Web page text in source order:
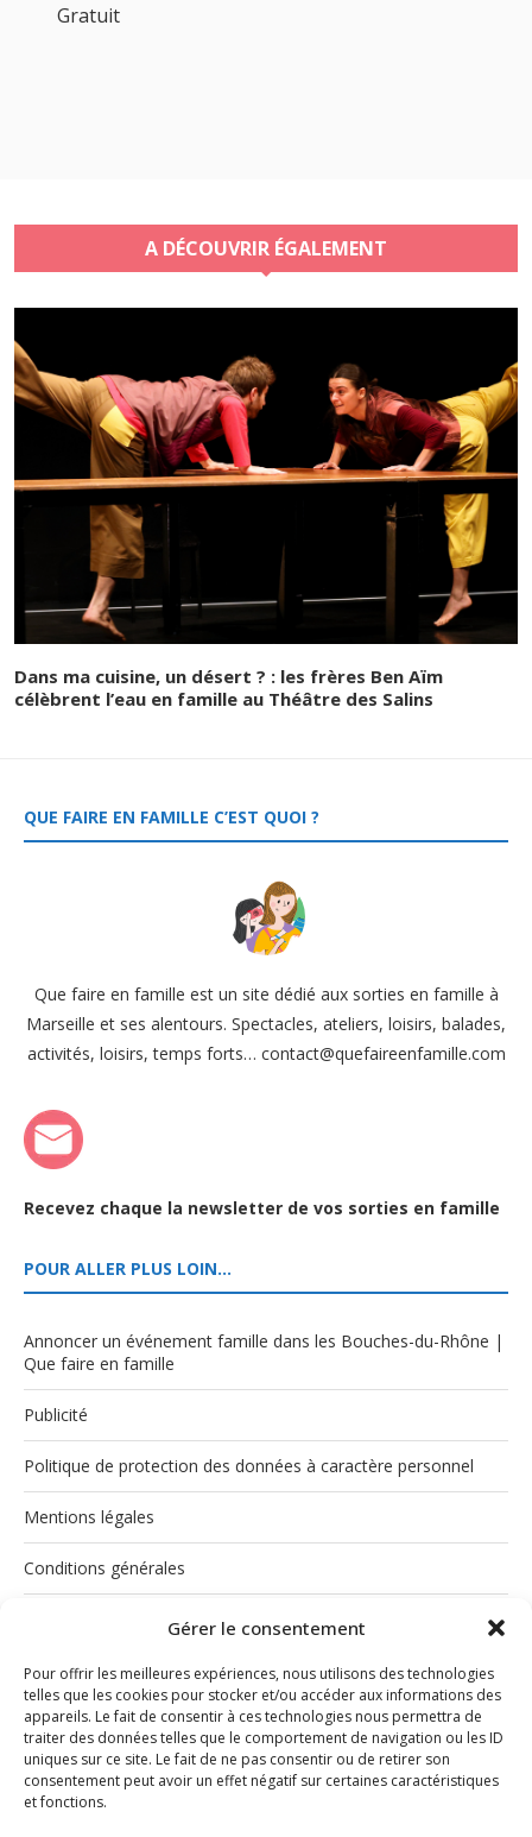
Gérer le consentement
Pour offrir les meilleures expériences, nous utilisons des technologies
telles que les cookies pour stocker et/ou accéder aux informations des
appareils. Le fait de consentir à ces technologies nous permettra de
traiter des données telles que le comportement de navigation ou les ID
uniques sur ce site. Le fait de ne pas consentir ou de retirer son
consentement peut avoir un effet négatif sur certaines caractéristiques
et fonctions.
Gratuit
A DÉCOUVRIR ÉGALEMENT
Dans ma cuisine, un désert ? : les frères Ben Aïm
célèbrent l’eau en famille au Théâtre des Salins
QUE FAIRE EN FAMILLE C’EST QUOI ?
Que faire en famille est un site dédié aux sorties en famille à
Marseille et ses alentours. Spectacles, ateliers, loisirs, balades,
activités, loisirs, temps forts… contact@quefaireenfamille.com
Recevez chaque la newsletter de vos sorties en famille
POUR ALLER PLUS LOIN…
Annoncer un événement famille dans les Bouches-du-Rhône |
Que faire en famille
Publicité
Politique de protection des données à caractère personnel
Mentions légales
Conditions générales
Politique de cookies (UE)